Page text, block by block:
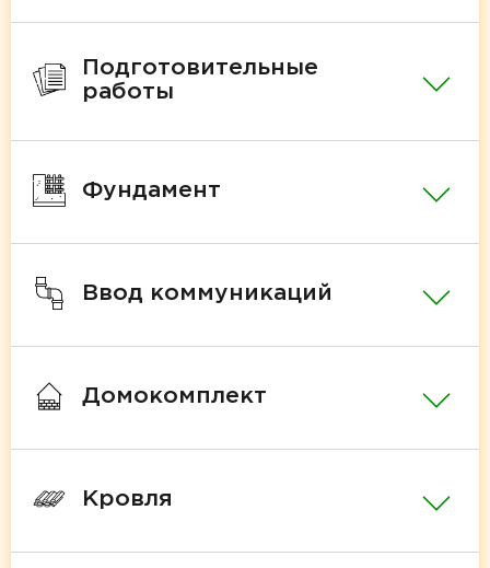
Подготовительные
работы
Фундамент
Ввод коммуникаций
Домокомплект
Кровля